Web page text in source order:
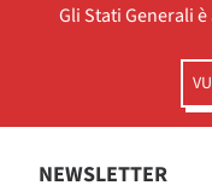
Gli Stati Generali
NEWSLETTER